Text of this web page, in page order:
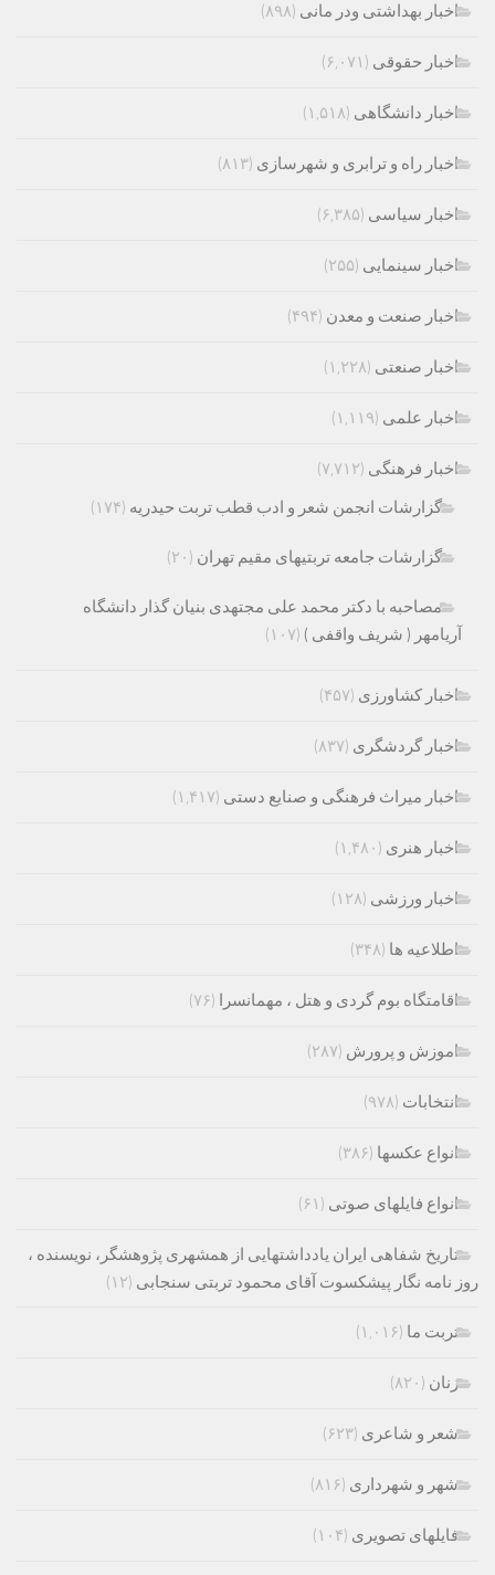
اخبار بهداشتی ودر مانی (۸۹۸)
اخبار حقوقی (۶,۰۷۱)
اخبار دانشگاهی (۱,۵۱۸)
اخبار راه و ترابری و شهرسازی (۸۱۳)
اخبار سیاسی (۶,۳۸۵)
اخبار سینمایی (۲۵۵)
اخبار صنعت و معدن (۴۹۴)
اخبار صنعتی (۱,۲۲۸)
اخبار علمی (۱,۱۱۹)
اخبار فرهنگی (۷,۷۱۲)
گزارشات انجمن شعر و ادب قطب تربت حیدریه (۱۷۴)
گزارشات جامعه تربتیهای مقیم تهران (۲۰)
مصاحبه با دکتر محمد علی مجتهدی بنیان گذار دانشگاه
آریامهر ( شریف واقفی ) (۱۰۷)
اخبار کشاورزی (۴۵۷)
اخبار گردشگری (۸۳۷)
اخبار میراث فرهنگی و صنایع دستی (۱,۴۱۷)
اخبار هنری (۱,۴۸۰)
اخبار ورزشی (۱۲۸)
اطلاعیه ها (۳۴۸)
اقامتگاه بوم گردی و هتل ، مهمانسرا (۷۶)
اموزش و پرورش (۲۸۷)
انتخابات (۹۷۸)
انواع عکسها (۳۸۶)
انواع فایلهای صوتی (۶۱)
تاریخ شفاهی ایران یادداشتهایی از همشهری پژوهشگر، نویسنده ،
روز نامه نگار پیشکسوت آقای محمود تربتی سنجابی (۱۲)
تربت ما (۱,۰۱۶)
زنان (۸۲۰)
شعر و شاعری (۶۲۳)
شهر و شهرداری (۸۱۶)
فایلهای تصویری (۱۰۴)